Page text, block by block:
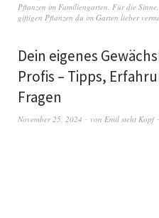
Pflanzen im Familiengarten. Für die
giftigen Pflanzen du im Garten lieber
Dein eigenes
Profis – Tipps,
Fragen
November 25, 2024 von Emil steht Kopf